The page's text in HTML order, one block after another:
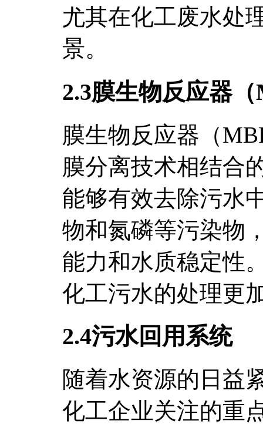
尤其在化工废水处
景。
2.3膜生物反应器
膜生物反应器（
膜分离技术相结合
能够有效去除污水
物和氮磷等污染物
能力和水质稳定性
化工污水的处理更
2.4污水回用系统
随着水资源的日益
化工企业关注的重